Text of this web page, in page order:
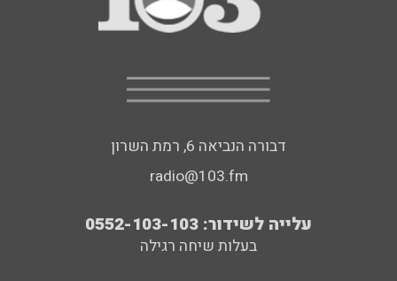
דבורה הנביאה 6, רמת השרון
radio@103.fm
עלייה לשידור: 0552-103-103
בעלות שיחה רגילה